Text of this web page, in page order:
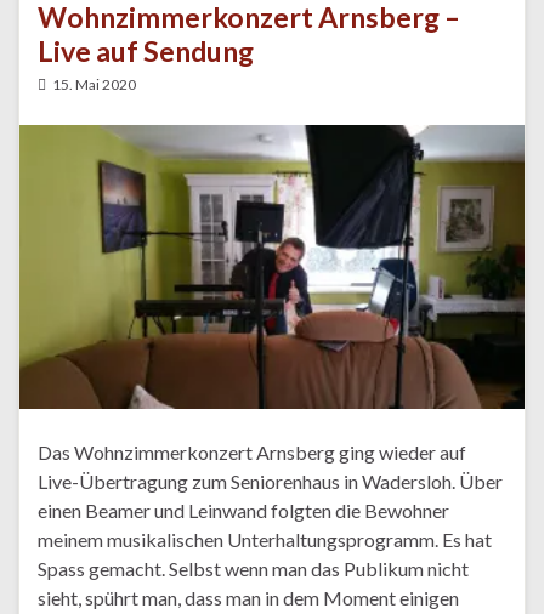
Wohnzimmerkonzert Arnsberg –
Live auf Sendung
15. Mai 2020
Das Wohnzimmerkonzert Arnsberg ging wieder auf
Live-Übertragung zum Seniorenhaus in Wadersloh. Über
einen Beamer und Leinwand folgten die Bewohner
meinem musikalischen Unterhaltungsprogramm. Es hat
Spass gemacht. Selbst wenn man das Publikum nicht
sieht, spührt man, dass man in dem Moment einigen